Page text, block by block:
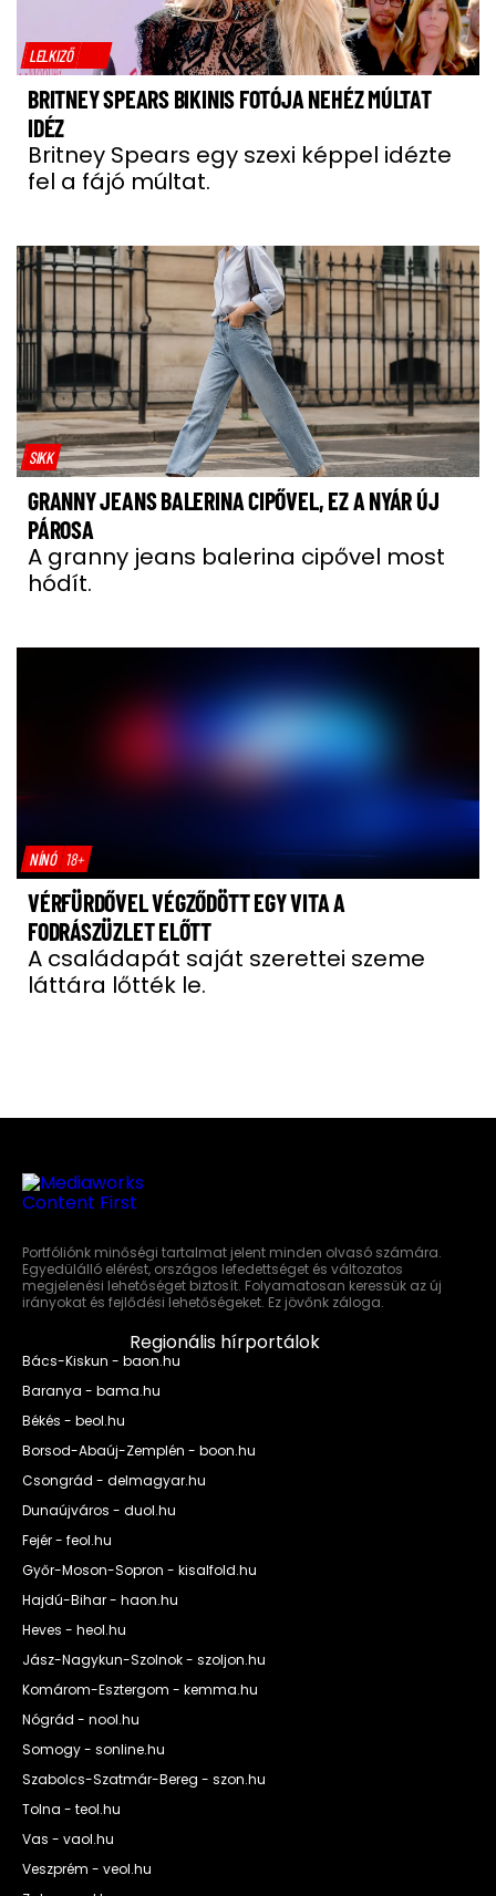
LELKIZŐ
BRITNEY SPEARS BIKINIS FOTÓJA NEHÉZ MÚLTAT
IDÉZ
Britney Spears egy szexi képpel idézte
fel a fájó múltat.
SIKK
GRANNY JEANS BALERINA CIPŐVEL, EZ A NYÁR ÚJ
PÁROSA
A granny jeans balerina cipővel most
hódít.
NÍNÓ 18+
VÉRFÜRDŐVEL VÉGZŐDÖTT EGY VITA A
FODRÁSZÜZLET ELŐTT
A családapát saját szerettei szeme
láttára lőtték le.
Portfóliónk minőségi tartalmat jelent minden olvasó számára.
Egyedülálló elérést, országos lefedettséget és változatos
megjelenési lehetőséget biztosít. Folyamatosan keressük az új
irányokat és fejlődési lehetőségeket. Ez jövőnk záloga.
Regionális hírportálok
Bács-Kiskun - baon.hu
Baranya - bama.hu
Békés - beol.hu
Borsod-Abaúj-Zemplén - boon.hu
Csongrád - delmagyar.hu
Dunaújváros - duol.hu
Fejér - feol.hu
Győr-Moson-Sopron - kisalfold.hu
Hajdú-Bihar - haon.hu
Heves - heol.hu
Jász-Nagykun-Szolnok - szoljon.hu
Komárom-Esztergom - kemma.hu
Nógrád - nool.hu
Somogy - sonline.hu
Szabolcs-Szatmár-Bereg - szon.hu
Tolna - teol.hu
Vas - vaol.hu
Veszprém - veol.hu